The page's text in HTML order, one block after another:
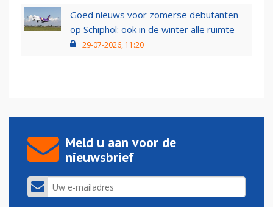
Goed nieuws voor zomerse debutanten
op Schiphol: ook in de winter alle ruimte
29-07-2026, 11:20
Meld u aan voor de
nieuwsbrief